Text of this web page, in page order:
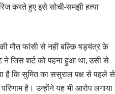
करते हुए इसे सोची-समझी हत्या
मौत फांसी से नहीं बल्कि षड्यंत्र के
ने जिस शर्ट को पहना हुआ था, उसी से
है कि सुमित का ससुराल पक्ष से पहले से
है। उन्होंने यह भी आरोप लगाया